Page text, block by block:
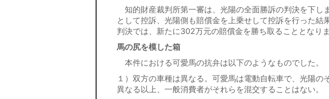
知的財産裁判所第一審は、光陽の全面勝訴の判決を下し
として控訴、光陽側も賠償金を上乗せして控訴を行った結
判決では、新たに302万元の賠償金を勝ち取ることとなりま
馬の尻を模した箱
本件における可愛馬の抗弁は以下のようなものでした。
１）双方の車種は異なる。可愛馬は電動自転車で、光陽の
異なる以上、一般消費者がそれらを混交することはない。